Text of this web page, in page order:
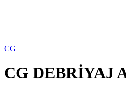
CG
CG DEBRİYAJ